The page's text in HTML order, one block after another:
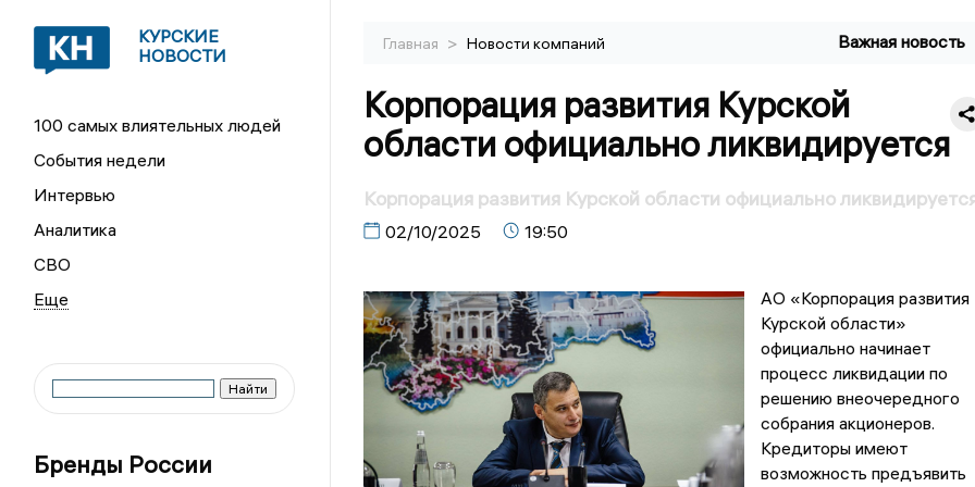
КУРСКИЕ
НОВОСТИ
100 самых влиятельных людей
События недели
Интервью
Аналитика
СВО
Бренды России
Главная > Новости компаний Важная новость
Корпорация развития Курской
области официально ликвидируется
Корпорация развития Курской области официально
02/10/2025 19:50
АО «Корпорация развития
Курской области»
официально начинает
процесс ликвидации по
решению внеочередного
собрания акционеров.
Кредиторы имеют
возможность предъявить